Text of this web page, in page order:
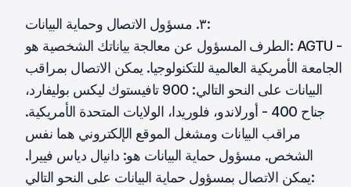
٣. مسؤول الاتصال وحماية البيانات:
الطرف المسؤول عن معالجة بياناتك الشخصية هو: AGTU -
الجامعة الأمريكية العالمية للتكنولوجيا. يمكن الاتصال بمراقب
البيانات على النحو التالي: 900 تافيستوك ليكس بوليفارد،
جناح 400 - أورلاندو، فلوريدا، الولايات المتحدة الأمريكية.
مراقب البيانات ومشغل الموقع الإلكتروني هما نفس
الشخص. مسؤول حماية البيانات هو: دانيال دياس فييرا.
يمكن الاتصال بمسؤول حماية البيانات على النحو التالي: